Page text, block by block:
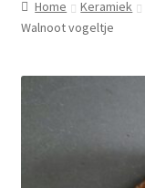
Over mij
Nieuws
Home Keramiek
Walnoot vogeltje